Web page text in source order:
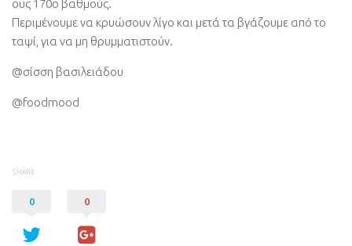
ους 170ο βαθμούς.
Περιμένουμε να κρυώσουν λίγο και μετά τα βγάζουμε από το
ταψί, για να μη θρυμματιστούν.
@σίσση βασιλειάδου
@foodmood
SHARE
0 0